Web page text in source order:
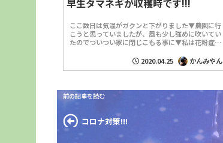
早生タマネギが収穫時です!!!
ここ数日は気温がガクンと下がりました▼農園に行
こうと思っていましたが、風も少し強めに吹いてい
たのでついつい家に閉じこもる事に▼私は花粉症持
2020.04.25 かんみやん
コロナ対策!!!